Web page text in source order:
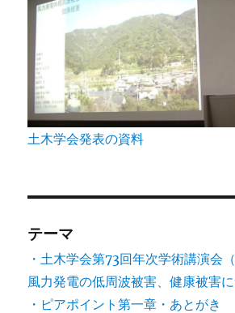
土木学会発表の資料
テーマ
・土木学会第73回年次学術講演会
風力発電の低周波被害、健康被害
・ピアポイント第一章・あとがき